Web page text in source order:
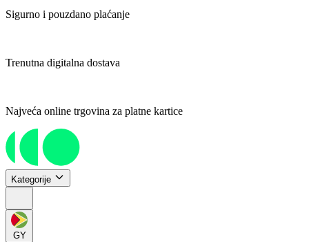
Sigurno i pouzdano plaćanje
Trenutna digitalna dostava
Najveća online trgovina za platne kartice
Kategorije
GY